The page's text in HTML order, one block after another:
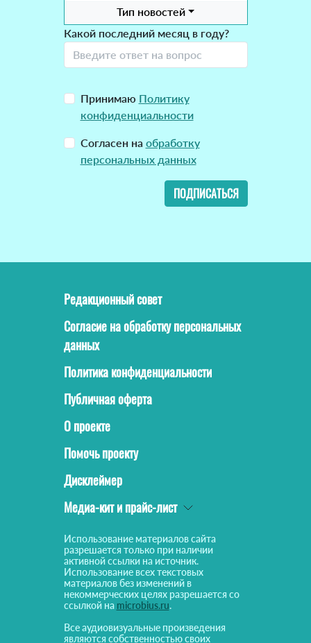
Тип новостей
Какой последний месяц в году?
Принимаю Политику
конфиденциальности
Согласен на обработку
персональных данных
ПОДПИСАТЬСЯ
Редакционный совет
Согласие на обработку персональных
данных
Политика конфиденциальности
Публичная оферта
О проекте
Помочь проекту
Дисклеймер
Медиа-кит и прайс-лист
Использование материалов сайта
разрешается только при наличии
активной ссылки на источник.
Использование всех текстовых
материалов без изменений в
некоммерческих целях разрешается со
ссылкой на microbius.ru.
Все аудиовизуальные произведения
являются собственностью своих